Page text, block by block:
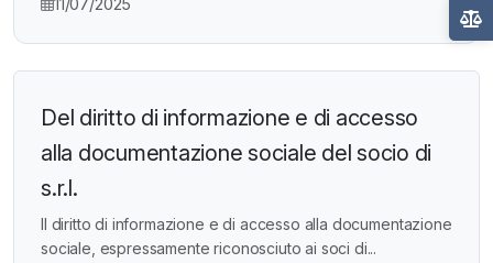
11/07/2025
Del diritto di informazione e di accesso
alla documentazione sociale del socio di
s.r.l.
Il diritto di informazione e di accesso alla documentazione
sociale, espressamente riconosciuto ai soci di...